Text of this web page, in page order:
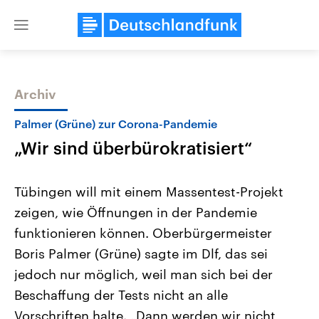
Close
Themen
Landtagswahl Sachsen-Anhalt
2026
Alle Informationen
Sachsen-Anhalt wählt am 6.
September 2026 einen neuen
Landtag. Seit 2021 wird das
Bundesland von einer Koalition aus
USA
Aktuelle Beiträge,
Hintergründe
Wirtschaftlich und
gehören die Vereinigten
mit großem Einfluss auf
Archiv
Palmer (Grüne) zur Corona-Pandemie
„Wir sind überbürokratisiert“
Tübingen will mit einem Massentest-Projekt
zeigen, wie Öffnungen in der Pandemie
funktionieren können. Oberbürgermeister
Boris Palmer (Grüne) sagte im Dlf, das sei
jedoch nur möglich, weil man sich bei der
Beschaffung der Tests nicht an alle
Vorschriften halte. „Dann werden wir nicht